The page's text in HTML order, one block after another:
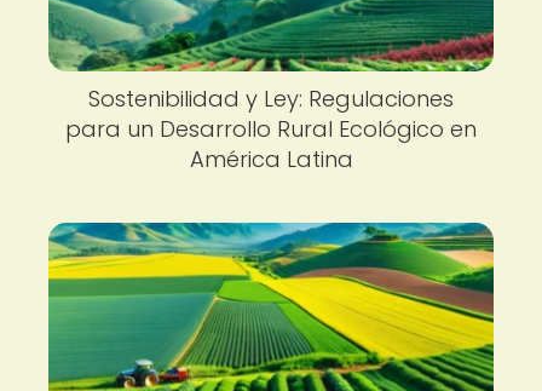
Sostenibilidad y Ley: Regulaciones
para un Desarrollo Rural Ecológico en
América Latina